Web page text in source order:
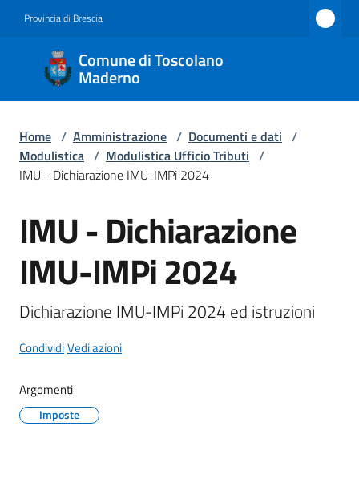
Provincia di Brescia
Comune di Toscolano
Maderno
Comune
di
Toscolano
Maderno
Menu selezionato
Novità
Servizi
Toscolano
Home / Amministrazione / Documenti e dati /
Modulistica / Modulistica Ufficio Tributi /
IMU - Dichiarazione IMU-IMPi 2024
Salta al contenuto
IMU - Dichiarazione
IMU-IMPi 2024
Dichiarazione IMU-IMPi 2024 ed istruzioni
CondividiVedi azioni
Argomenti
Imposte